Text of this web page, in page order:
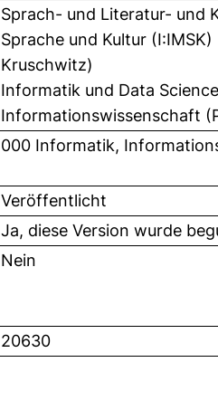
Sprach- und Literatur- und
Sprache und Kultur
Kruschwitz)
Informatik und Data
Informationswissenschaft
000 Informatik,
Veröffentlicht
Ja, diese Version wurde
Nein
20630